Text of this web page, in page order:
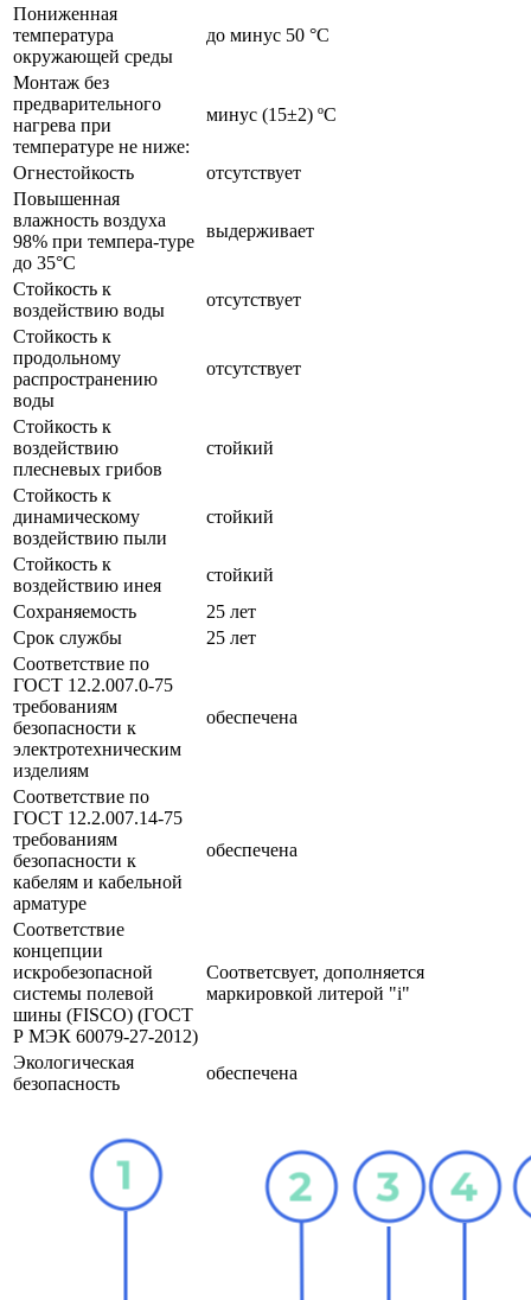
Пониженная
температура
окружающей среды
до минус 50 °С
Монтаж без
предварительного
нагрева при
температуре не ниже:
минус (15±2) ºС
Огнестойкость
отсутствует
Повышенная
влажность воздуха
98% при темпера-туре
до 35°С
выдерживает
Стойкость к
воздействию воды
отсутствует
Стойкость к
продольному
распространению
воды
отсутствует
Стойкость к
воздействию
плесневых грибов
стойкий
Стойкость к
динамическому
воздействию пыли
стойкий
Стойкость к
воздействию инея
стойкий
Сохраняемость
25 лет
Срок службы
25 лет
Соответствие по
ГОСТ 12.2.007.0-75
требованиям
безопасности к
электротехническим
изделиям
обеспечена
Соответствие по
ГОСТ 12.2.007.14-75
требованиям
безопасности к
кабелям и кабельной
арматуре
обеспечена
Соответствие
концепции
искробезопасной
системы полевой
шины (FISCO) (ГОСТ
Р МЭК 60079-27-2012)
Соответсвует, дополняется
маркировкой литерой "i"
Экологическая
безопасность
обеспечена